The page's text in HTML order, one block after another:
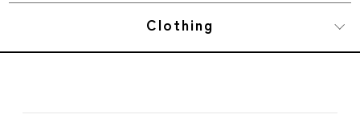
Clothing